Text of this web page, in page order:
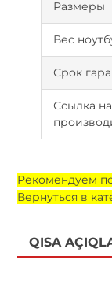
Размеры
Вес
Срок
Ссылка
Рекомендуем
Вернуться в
QISA